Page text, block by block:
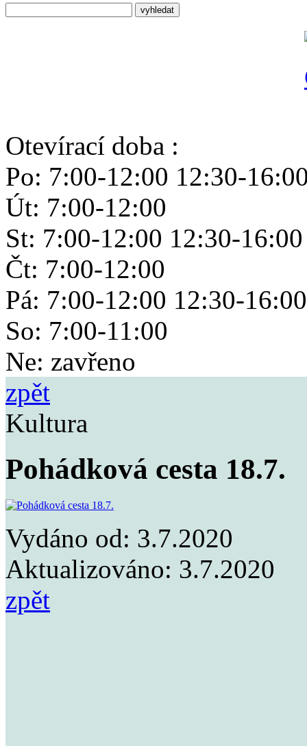
Otevírací doba :
Po: 7:00-12:00 12:30-
Út: 7:00-12:00
St: 7:00-12:00 12:30-16:00
Čt: 7:00-12:00
Pá: 7:00-12:00 12:30-16:00
So: 7:00-11:00
Ne: zavřeno
zpět
Kultura
Pohádková cesta 18.7.
Vydáno od: 3.7.2020
Aktualizováno: 3.7.2020
zpět